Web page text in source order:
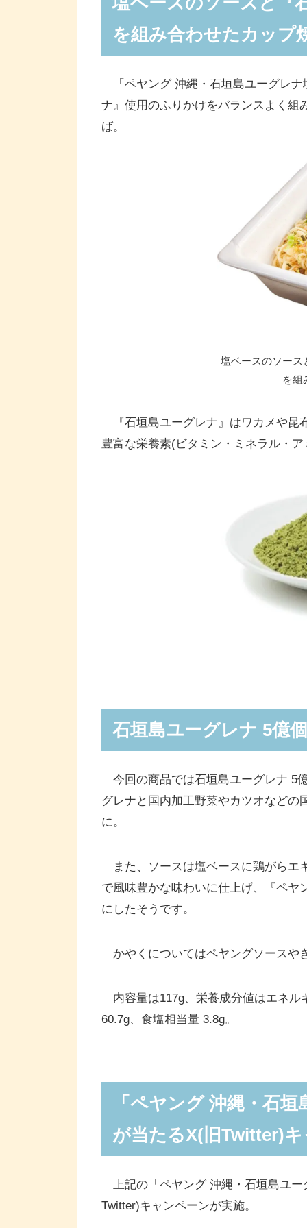
「ペヤング 沖縄・石垣島ユーグ
ーンが実施
を組み合わせたカップ
「ペヤング 沖縄・石垣島ユーグレナ
ナ』使用のふりかけをバランスよく組
ば。
塩ベースのソース
を組
『石垣島ユーグレナ』はワカメや昆
豊富な栄養素(ビタミン・ミネラル・
石垣島ユーグレナ 5億
今回の商品では石垣島ユーグレナ 5
グレナと国内加工野菜やカツオなどの
に。
また、ソースは塩ベースに鶏がらエ
で風味豊かな味わいに仕上げ、『ペヤ
にしたそうです。
かやくについてはペヤングソースや
内容量は117g、栄養成分値はエネル
60.7g、食塩相当量 3.8g。
「ペヤング 沖縄・石
が当たるX(旧Twitter)
上記の「ペヤング 沖縄・石垣島ユー
Twitter)キャンペーンが実施。